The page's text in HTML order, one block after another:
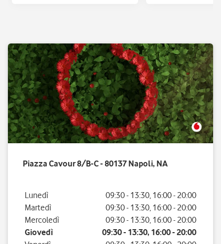
Piazza Cavour 8/B-C - 80137 Napoli, NA
Giorno della settimanaOrario
Lunedì 09:30- 13:30 16:00- 20:00
Martedì
09:30- 13:30 16:00- 20:00
Mercoledì
09:30- 13:30 16:00- 20:00
Giovedì
09:30- 13:30, 16:00- 20:00